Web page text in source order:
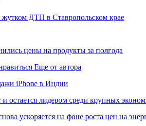
ДТП в Ставропольском крае
цены на продукты за полгода
Еще от автора
iPhone в Индии
и остается лидером среди крупных
ускоряется на фоне роста цен на